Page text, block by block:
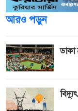
আরও পড়ুন
ডাকা